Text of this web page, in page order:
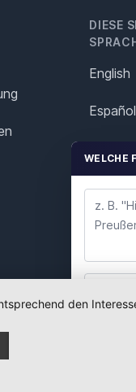
DIESE
English
Español
Italiano
Polska
WELCHE
den